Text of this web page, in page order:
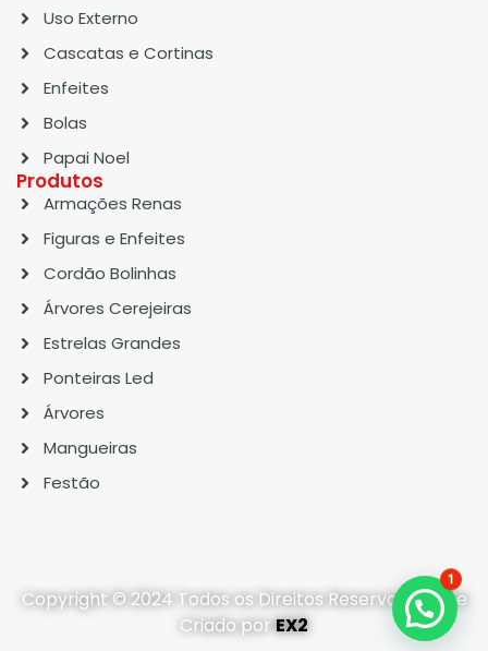
Uso Externo
Cascatas e Cortinas
Enfeites
Bolas
Papai Noel
Produtos
Armações Renas
Figuras e Enfeites
Cordão Bolinhas
Árvores Cerejeiras
Estrelas Grandes
Ponteiras Led
Árvores
Mangueiras
Festão
Copyright © 2024 Todos os Direitos Reservados. Site
Criado porEX2
1